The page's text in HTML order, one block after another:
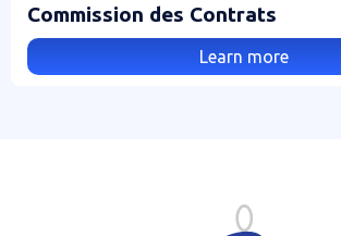
Commission des Contrats
Learn more